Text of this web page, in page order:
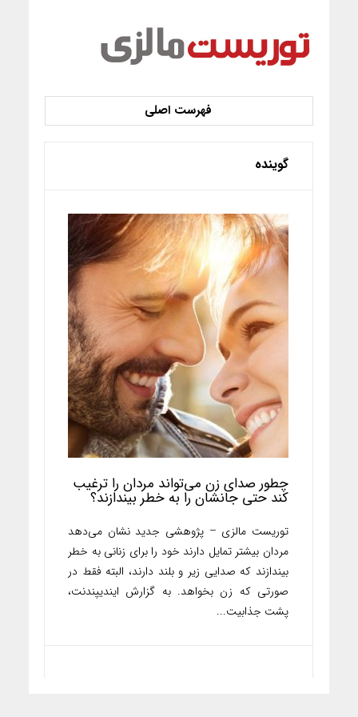
گوینده
چطور صدای زن می‌تواند مردان را ترغیب
کند حتی جانشان را به خطر بیندازند؟
توریست مالزی – پژوهشی جدید نشان می‌دهد
مردان بیشتر تمایل دارند خود را برای زنانی به خطر
بیندازند که صدایی زیر و بلند دارند، البته فقط در
صورتی که زن بخواهد. به گزارش ایندیپندنت،
پشت جذابیت...